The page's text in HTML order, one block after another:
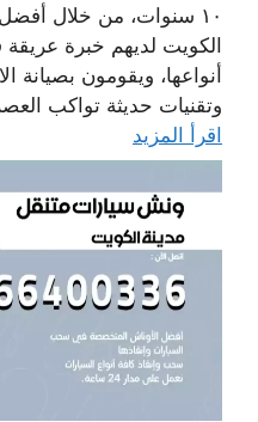
١٠ سنوات، من خلال
الكويت لديهم خبرة
أنواعها، ويقومون بصيانة
وتقنيات حديثة تواكب
اقرأ المزيد